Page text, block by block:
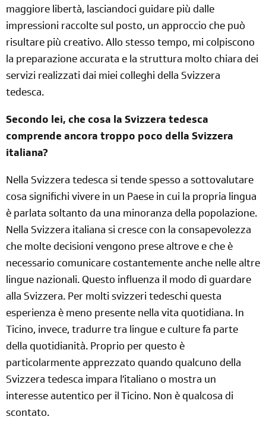
maggiore libertà, lasciandoci guidare più dalle
impressioni raccolte sul posto, un approccio che può
risultare più creativo. Allo stesso tempo, mi colpiscono
la preparazione accurata e la struttura molto chiara dei
servizi realizzati dai miei colleghi della Svizzera
tedesca.
Secondo lei, che cosa la Svizzera tedesca
comprende ancora troppo poco della Svizzera
italiana?
Nella Svizzera tedesca si tende spesso a sottovalutare
cosa significhi vivere in un Paese in cui la propria lingua
è parlata soltanto da una minoranza della popolazione.
Nella Svizzera italiana si cresce con la consapevolezza
che molte decisioni vengono prese altrove e che è
necessario comunicare costantemente anche nelle altre
lingue nazionali. Questo influenza il modo di guardare
alla Svizzera. Per molti svizzeri tedeschi questa
esperienza è meno presente nella vita quotidiana. In
Ticino, invece, tradurre tra lingue e culture fa parte
della quotidianità. Proprio per questo è
particolarmente apprezzato quando qualcuno della
Svizzera tedesca impara l'italiano o mostra un
interesse autentico per il Ticino. Non è qualcosa di
scontato.